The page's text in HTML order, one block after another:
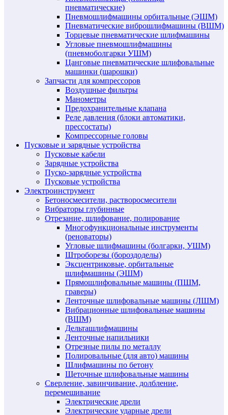
пневматические)
Пневмошлифмашины орбитальные (ЭШМ)
Пневматические виброшлифмашины (ВШМ)
Торцевые пневматические шлифмашины
Угловые пневмошлифмашины
(пневмоболгарки УШМ)
Цанговые пневматические шлифовальные
машинки (шарошки)
Запчасти для компрессоров
Воздушные фильтры
Манометры
Предохранительные клапана
Реле давления (блоки автоматики,
прессостаты)
Компрессорные головы
Пусковые и зарядные устройства
Пусковые кабели
Зарядные устройства
Пуско-зарядные устройства
Пусковые устройства
Электроинструмент
Бетоносмесители, растворосмесители
Вибраторы глубинные
Отрезание, шлифование, полирование
Многофункциональные инструменты
(реноваторы)
Угловые шлифмашины (болгарки, УШМ)
Штроборезы (бороздоделы)
Эксцентриковые, орбитальные
шлифмашины (ЭШМ)
Прямошлифовальные машины (ПШМ,
граверы)
Ленточные шлифовальные машины (ЛШМ)
Вибрационные шлифовальные машины
(ВШМ)
Дельташлифмашины
Ленточные напильники
Отрезные пилы по металлу
Полировальные (для авто) машины
Шлифмашины по бетону
Щеточные шлифовальные машины
Сверление, завинчивание, долбление,
перемешивание
Электрические дрели
Электрические ударные дрели